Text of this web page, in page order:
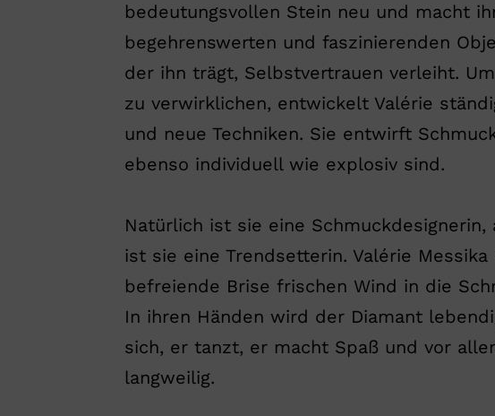
bedeutungsvollen Stein neu und macht
begehrenswerten und faszinierenden
der ihn trägt, Selbstvertrauen verleiht.
zu verwirklichen, entwickelt Valérie
und neue Techniken. Sie entwirft
ebenso individuell wie explosiv sind.
Natürlich ist sie eine Schmuckdesignerin,
ist sie eine Trendsetterin. Valérie
befreiende Brise frischen Wind in die
In ihren Händen wird der Diamant
sich, er tanzt, er macht Spaß und vor
langweilig.